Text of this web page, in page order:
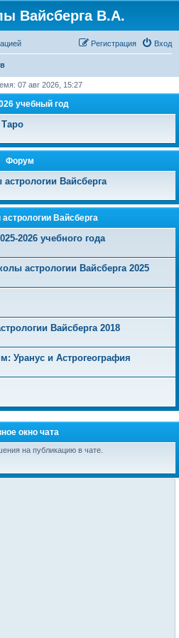
Вайсберга В.А.
Вход
Регистрация
07 авг 2026, 15:27
учебный год
Таро
Форум
Вайсберга
Вайсберга
2026 учебного года
астрологии Вайсберга 2025
Вайсберга 2018
Уранус и Астрогеография
окно чата
на публикацию в чате.